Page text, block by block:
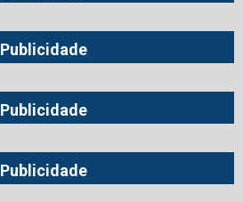
Publicidade
Publicidade
Publicidade